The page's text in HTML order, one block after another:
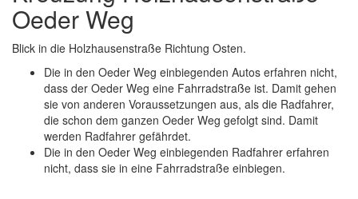
Oeder Weg
Blick in die Holzhausenstraße Richtung Osten.
Die in den Oeder Weg einbiegenden Autos erfahren nicht,
dass der Oeder Weg eine Fahrradstraße ist. Damit gehen
sie von anderen Voraussetzungen aus, als die Radfahrer,
die schon dem ganzen Oeder Weg gefolgt sind. Damit
werden Radfahrer gefährdet.
Die in den Oeder Weg einbiegenden Radfahrer erfahren
nicht, dass sie in eine Fahrradstraße einbiegen.